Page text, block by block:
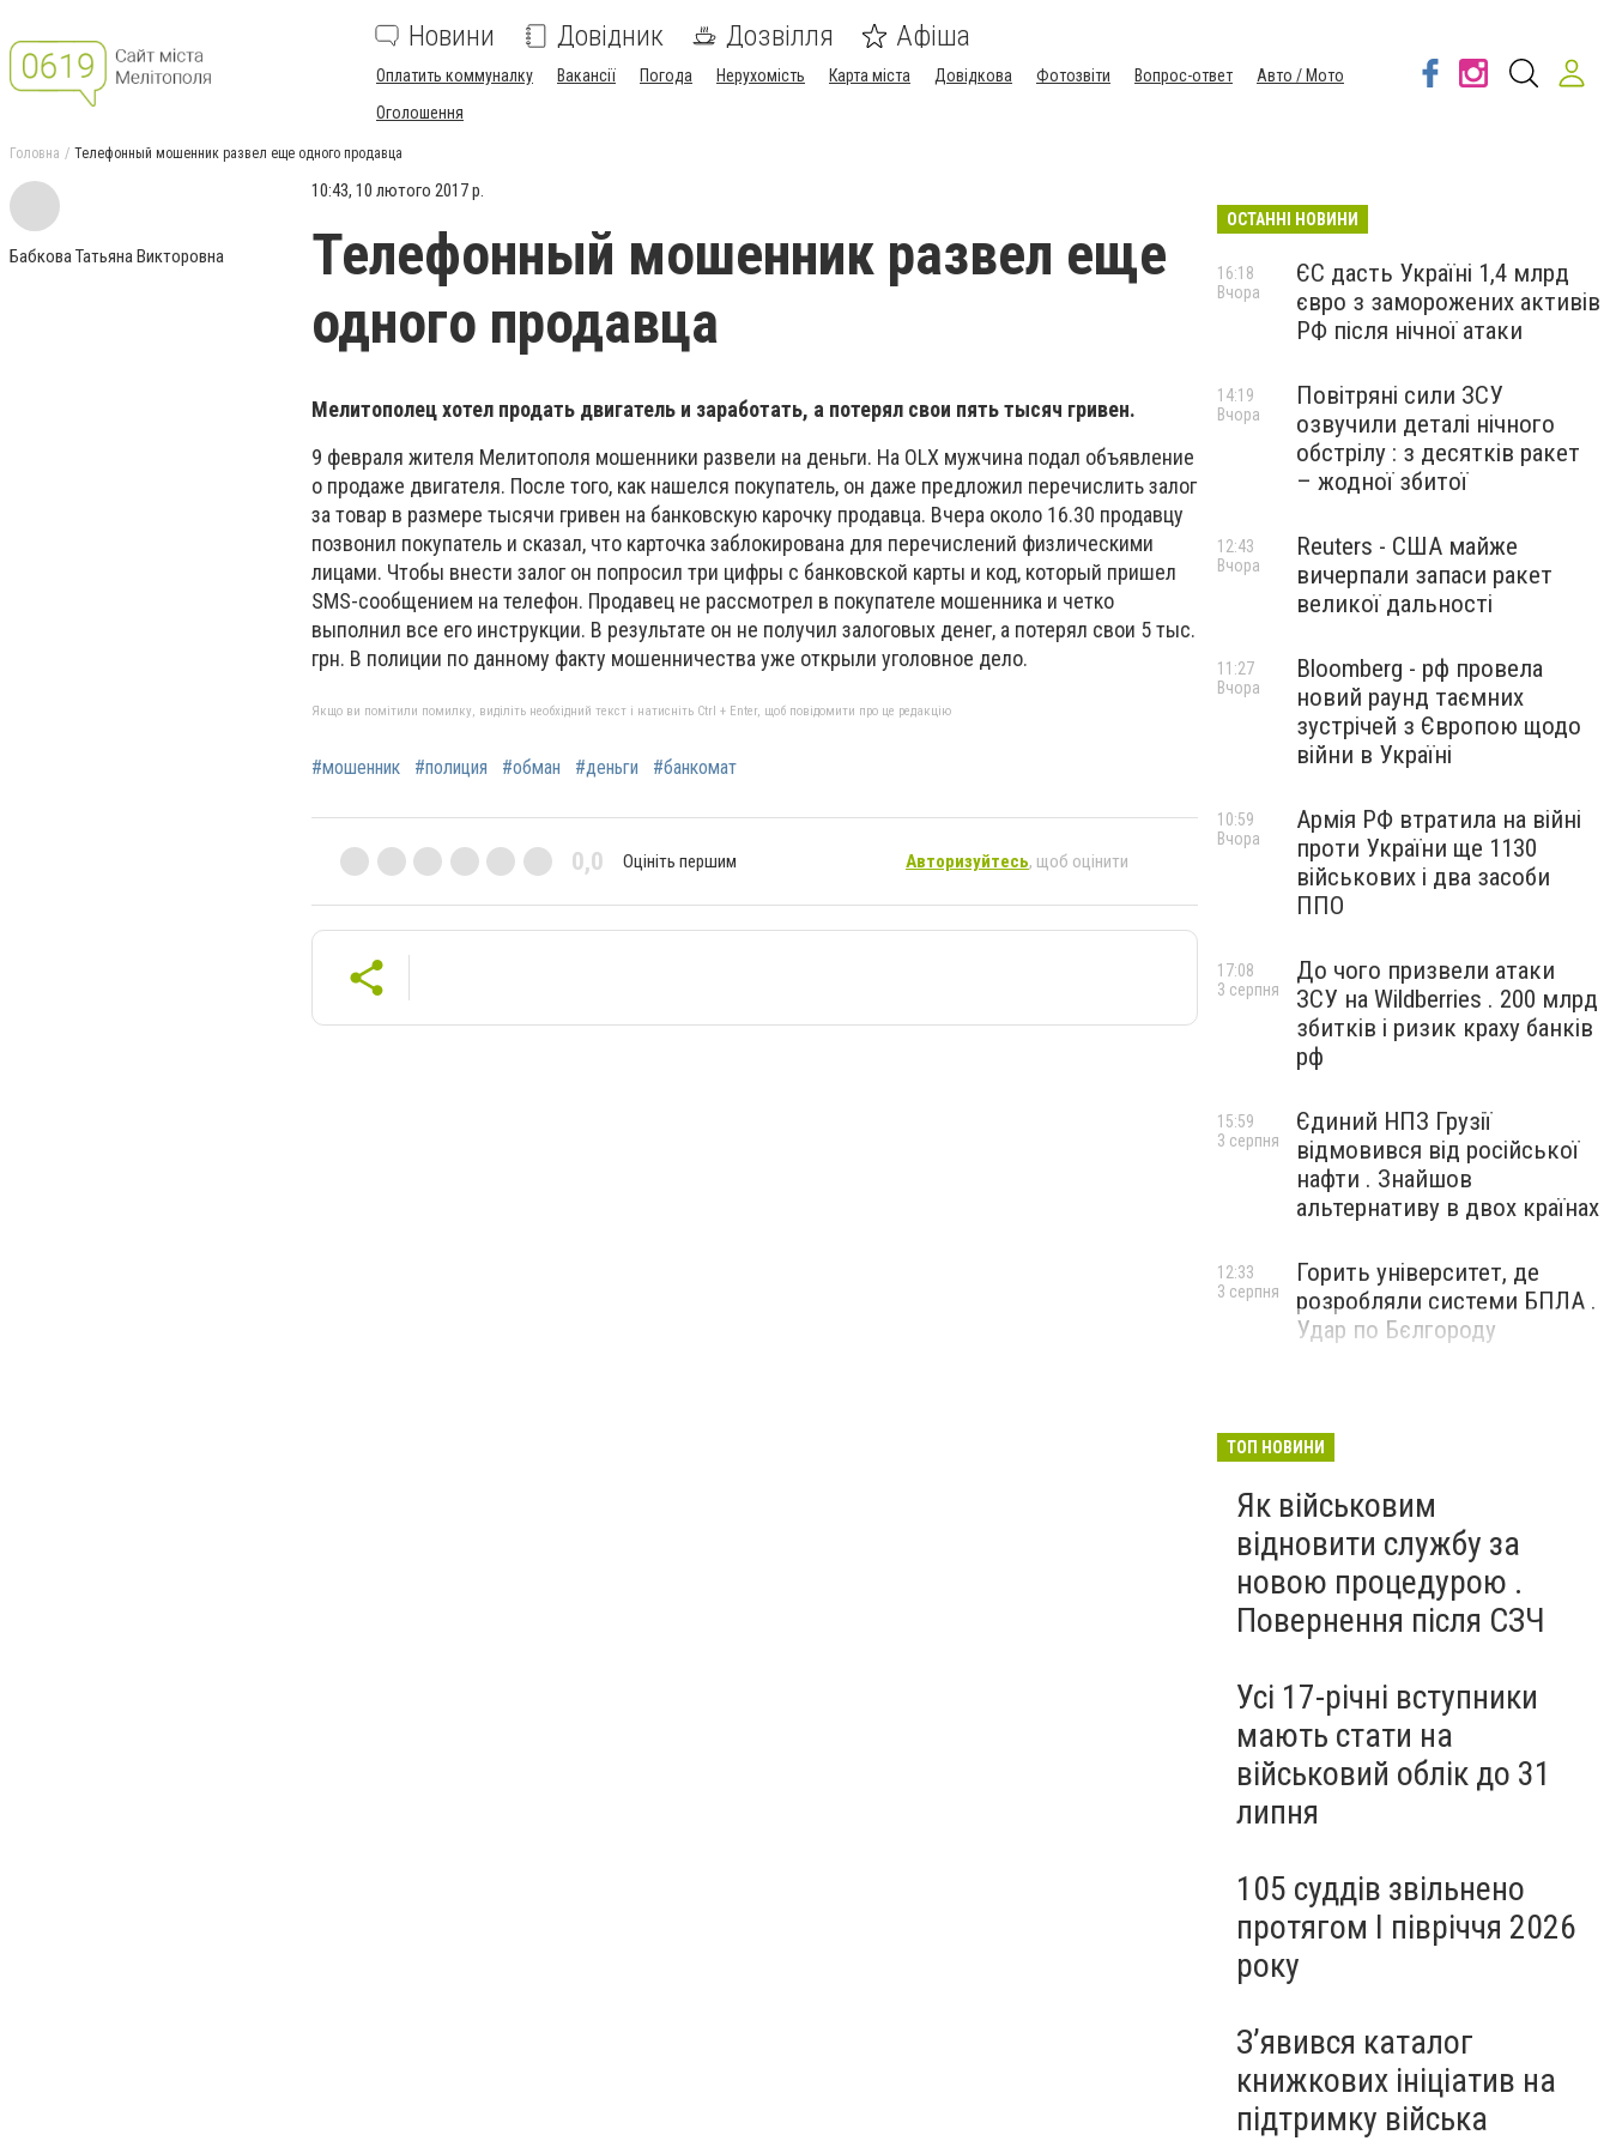
Новини Довідник Дозвілля Афіша
Оплатить коммуналку Вакансії Погода Нерухомість Карта міста Довідкова Фотозвіти Вопрос-ответ
Авто / Мото
Оголошення
Головна Телефонный мошенник развел еще одного продавца
Бабкова Татьяна Викторовна
10:43, 10 лютого 2017 р.
Телефонный мошенник развел еще
одного продавца
Мелитополец хотел продать двигатель и заработать, а потерял свои пять тысяч гривен.
9 февраля жителя Мелитополя мошенники развели на деньги. На OLX мужчина подал объявление
о продаже двигателя. После того, как нашелся покупатель, он даже предложил перечислить залог
за товар в размере тысячи гривен на банковскую карочку продавца. Вчера около 16.30 продавцу
позвонил покупатель и сказал, что карточка заблокирована для перечислений физлическими
лицами. Чтобы внести залог он попросил три цифры с банковской карты и код, который пришел
SMS-сообщением на телефон. Продавец не рассмотрел в покупателе мошенника и четко
выполнил все его инструкции. В результате он не получил залоговых денег, а потерял свои 5 тыс.
грн. В полиции по данному факту мошенничества уже открыли уголовное дело.
Якщо ви помітили помилку, виділіть необхідний текст і натисніть Ctrl + Enter, щоб повідомити про це редакцію
#мошенник #полиция #обман #деньги #банкомат
0,0 Оцініть першим Авторизуйтесь, щоб оцінити
ОСТАННІ НОВИНИ
ЄС дасть Україні 1,4 млрд
євро з заморожених активів
РФ після нічної атаки
16:18
Вчора
Повітряні сили ЗСУ
озвучили деталі нічного
обстрілу : з десятків ракет
– жодної збитої
14:19
Вчора
Reuters - США майже
вичерпали запаси ракет
великої дальності
12:43
Вчора
Bloomberg - рф провела
новий раунд таємних
зустрічей з Європою щодо
війни в Україні
11:27
Вчора
Армія РФ втратила на війні
проти України ще 1130
військових і два засоби
ППО
10:59
Вчора
До чого призвели атаки
ЗСУ на Wildberries . 200 млрд
збитків і ризик краху банків
рф
17:08
3 серпня
Єдиний НПЗ Грузії
відмовився від російської
нафти . Знайшов
альтернативу в двох країнах
15:59
3 серпня
Горить університет, де
розробляли системи БПЛА .
Удар по Бєлгороду
12:33
3 серпня
ТОП НОВИНИ
Як військовим
відновити службу за
новою процедурою .
Повернення після СЗЧ
Усі 17-річні вступники
мають стати на
військовий облік до 31
липня
105 суддів звільнено
протягом I півріччя 2026
року
З’явився каталог
книжкових ініціатив на
підтримку війська